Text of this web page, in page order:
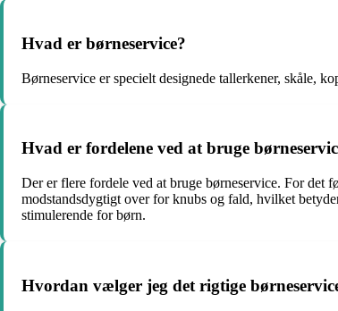
Hvad er børneservice?
Børneservice er specielt designede tallerkener, skåle,
Hvad er fordelene ved at bruge
Der er flere fordele ved at bruge børneservice. For det
modstandsdygtigt over for knubs og fald, hvilket
stimulerende for børn.
Hvordan vælger jeg det rigtige